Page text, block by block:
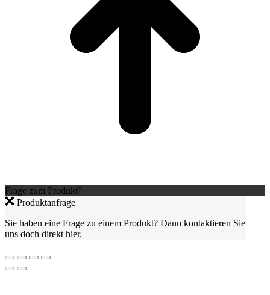
Frage zum Produkt?
Produktanfrage
Sie haben eine Frage zu einem Produkt? Dann kontaktieren Sie
uns doch direkt hier.